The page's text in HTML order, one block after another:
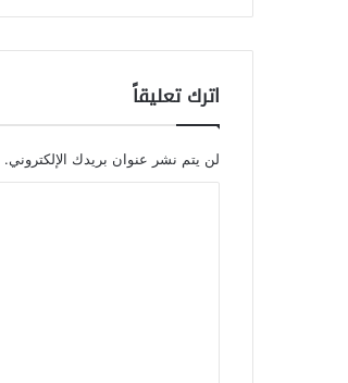
اترك تعليقاً
لن يتم نشر عنوان بريدك الإلكتروني.